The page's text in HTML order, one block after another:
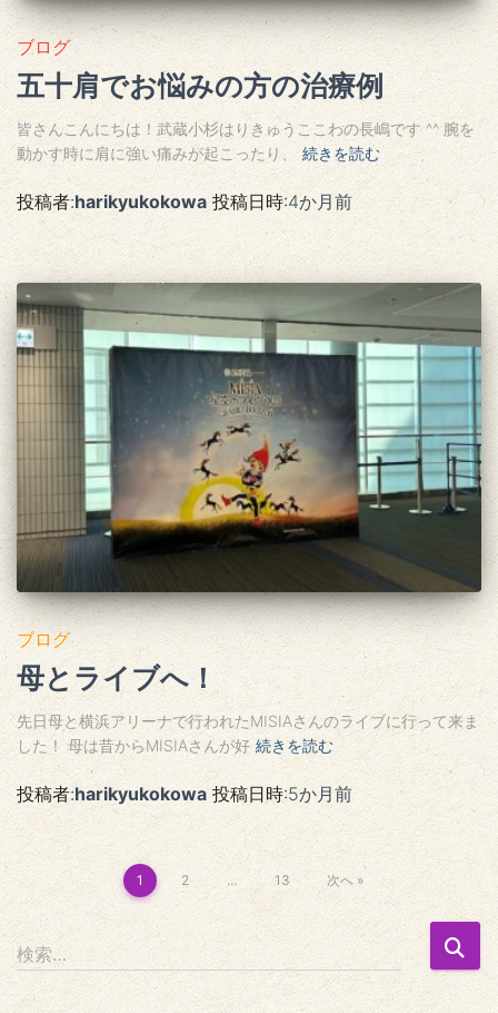
ブログ
五十肩でお悩みの方の治療例
皆さんこんにちは！武蔵小杉はりきゅうここわの長嶋です ^^ 腕を
動かす時に肩に強い痛みが起こったり、
続きを読む
投稿者:harikyukokowa投稿日時:4か月前
ブログ
母とライブへ！
先日母と横浜アリーナで行われたMISIAさんのライブに行って来ま
した！ 母は昔からMISIAさんが好 続きを読む
投稿者:harikyukokowa投稿日時:5か月前
投
稿
の
1 2 … 13 次へ
検
索
:
検索…